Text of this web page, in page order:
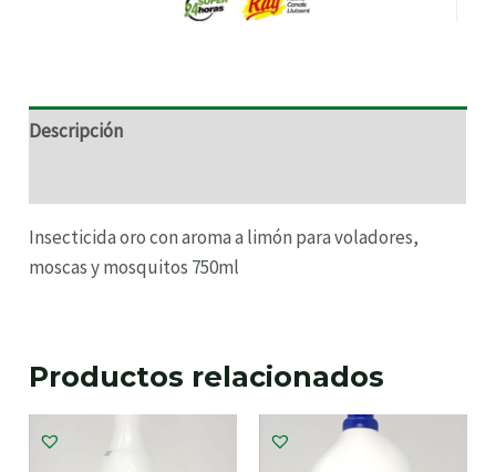
Descripción
Insecticida oro con aroma a limón para voladores,
moscas y mosquitos 750ml
Productos relacionados